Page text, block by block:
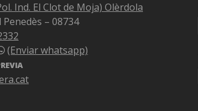
Ind. El Clot de Moja) Olèrdola
– 08734
(Enviar whatsapp)